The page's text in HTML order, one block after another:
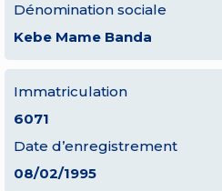
Dénomination sociale
Kebe Mame Banda
Immatriculation
6071
Date d’enregistrement
08/02/1995